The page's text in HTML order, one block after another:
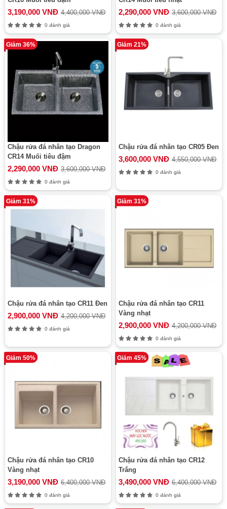
3,190,000 VNĐ 4,400,000 VNĐ
0 đánh giá
2,290,000 VNĐ 3,600,000 VNĐ
0 đánh giá
Giảm 36%
Chậu rửa đá nhân tạo Dragon
CR14 Muối tiêu đậm
2,290,000 VNĐ 3,600,000 VNĐ
0 đánh giá
Giảm 21%
Chậu rửa đá nhân tạo CR05 Đen
3,600,000 VNĐ 4,550,000 VNĐ
0 đánh giá
Giảm 31%
Chậu rửa đá nhân tạo CR11 Đen
2,900,000 VNĐ 4,200,000 VNĐ
0 đánh giá
Giảm 31%
Chậu rửa đá nhân tạo CR11
Vàng nhạt
2,900,000 VNĐ 4,200,000 VNĐ
0 đánh giá
Giảm 50%
Chậu rửa đá nhân tạo CR10
Vàng nhạt
3,190,000 VNĐ 6,400,000 VNĐ
0 đánh giá
Giảm 45%
Chậu rửa đá nhân tạo CR12
Trắng
3,490,000 VNĐ 6,400,000 VNĐ
0 đánh giá